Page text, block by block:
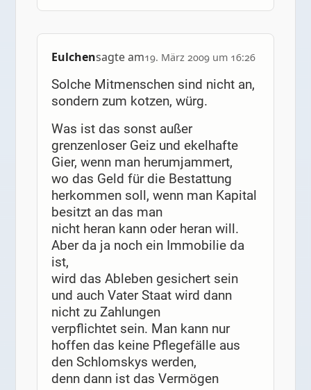
Eulchensagte am19. März 2009 um 16:26
Solche Mitmenschen sind nicht an,
sondern zum kotzen, würg.
Was ist das sonst außer
grenzenloser Geiz und ekelhafte
Gier, wenn man herumjammert,
wo das Geld für die Bestattung
herkommen soll, wenn man Kapital
besitzt an das man
nicht heran kann oder heran will.
Aber da ja noch ein Immobilie da
ist,
wird das Ableben gesichert sein
und auch Vater Staat wird dann
nicht zu Zahlungen
verpflichtet sein. Man kann nur
hoffen das keine Pflegefälle aus
den Schlomskys werden,
denn dann ist das Vermögen